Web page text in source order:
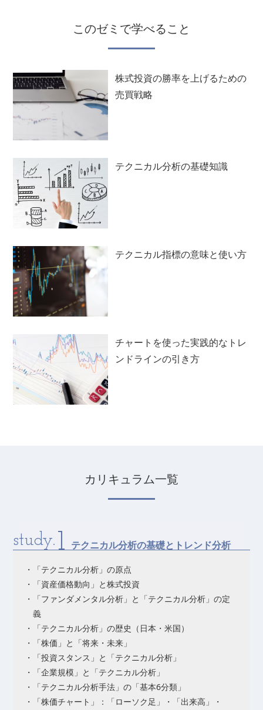
このゼミで学べること
株式投資の勝率を上げるための
売買戦略
テクニカル分析の基礎知識
テクニカル指標の意味と使い方
チャートを使った実践的なトレ
ンドラインの引き方
カリキュラム一覧
study.1 テクニカル分析の基礎とトレンド分析
・「テクニカル分析」の原点
・「資産価格動向」と株式投資
・「ファンダメンタル分析」と「テクニカル分析」の定
義
・「テクニカル分析」の歴史（日本・米国）
・「株価」と「将来・未来」
・「投資スタンス」と「テクニカル分析」
・「企業規模」と「テクニカル分析」
・「テクニカル分析手法」の「基本6分類」
・「株価チャート」：「ローソク足」・「出来高」・